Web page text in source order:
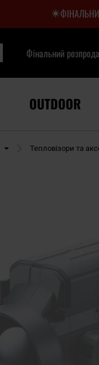
Фінальний
OUTDOOR
Тепловізори та